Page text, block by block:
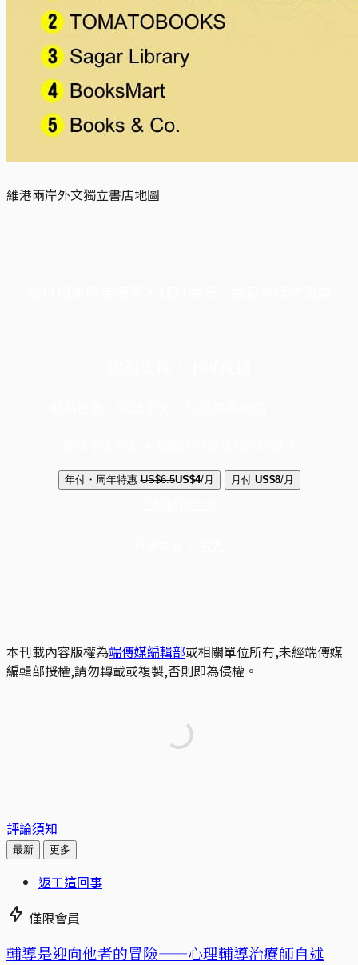
維港兩岸外文獨立書店地圖
年付・周年特惠 US$6.5US$4/月 月付 US$8/月
本刊載內容版權為端傳媒編輯部或相關單位所有,未經端傳媒
編輯部授權,請勿轉載或複製,否則即為侵權。
評論須知
最新 更多
返工這回事
僅限會員
輔導是迎向他者的冒險——心理輔導治療師自述